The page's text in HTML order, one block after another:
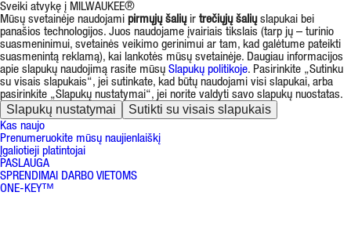
Sveiki atvykę į MILWAUKEE®
Mūsų svetainėje naudojami pirmųjų šaliųir trečiųjų šaliųslapukai bei
panašios technologijos. Juos naudojame įvairiais tikslais (tarp jų – turinio
suasmeninimui, svetainės veikimo gerinimui ar tam, kad galėtume pateikti
suasmenintą reklamą), kai lankotės mūsų svetainėje. Daugiau informacijos
apie slapukų naudojimą rasite mūsų Slapukų politikoje. Pasirinkite „Sutinku
su visais slapukais“, jei sutinkate, kad būtų naudojami visi slapukai, arba
pasirinkite „Slapukų nustatymai“, jei norite valdyti savo slapukų nuostatas.
Slapukų nustatymai Sutikti su visais slapukais
Kas naujo
Prenumeruokite mūsų naujienlaiškį
Įgaliotieji platintojai
PASLAUGA
SPRENDIMAI DARBO VIETOMS
ONE-KEY™